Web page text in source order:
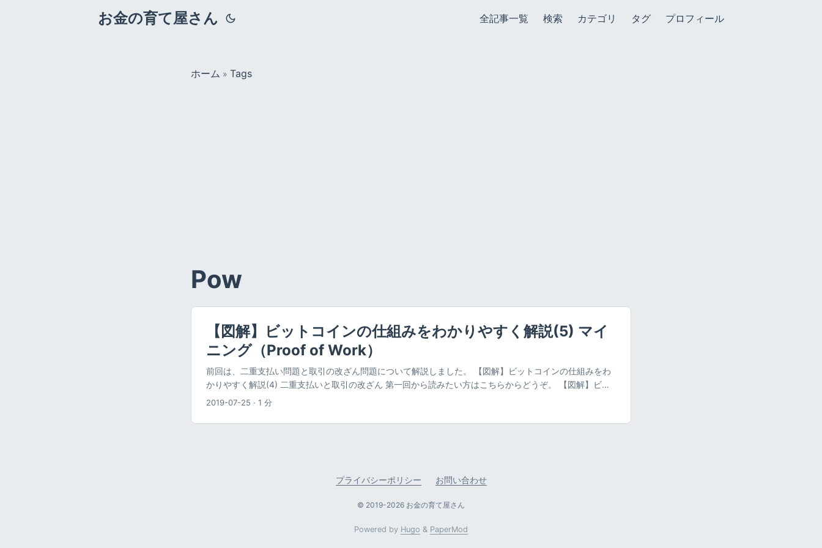
お金の育て屋さん 全記事一覧 検索 カテゴリ タグ プロフィール
ホーム » Tags
Pow
【図解】ビットコインの仕組みをわかりやすく解説(5) マイ
ニング（Proof of Work）
前回は、二重支払い問題と取引の改ざん問題について解説しました。 【図解】ビットコインの仕組みをわ
かりやすく解説(4) 二重支払いと取引の改ざん 第一回から読みたい方はこちらからどうぞ。 【図解】ビッ
トコインの仕組みをわかりやすく解説 (1)ビットコインの何がすごい？ 今回はついに最終回です。ビットコ
く説明していきます。 ブロックチェーンとは「取引のかたまりをつなげる」こと まずは、ブロックチェー
引で、リングをつなげていくようなイメージです。 さて、イメージがついたところで、ブロックの中身を
ブロックのハッシュ値 複数の取引データ（厳密にはブロック内の全取引から作られるハッシュ値） ナンス
ン）を示すために、前のブロックのハッシュ値を持っています。**ブロックのハッシュ値は、これらの前
2019-07-25 · 1 分
プライバシーポリシー お問い合わせ
© 2019-2026 お金の育て屋さん
Powered by Hugo & PaperMod